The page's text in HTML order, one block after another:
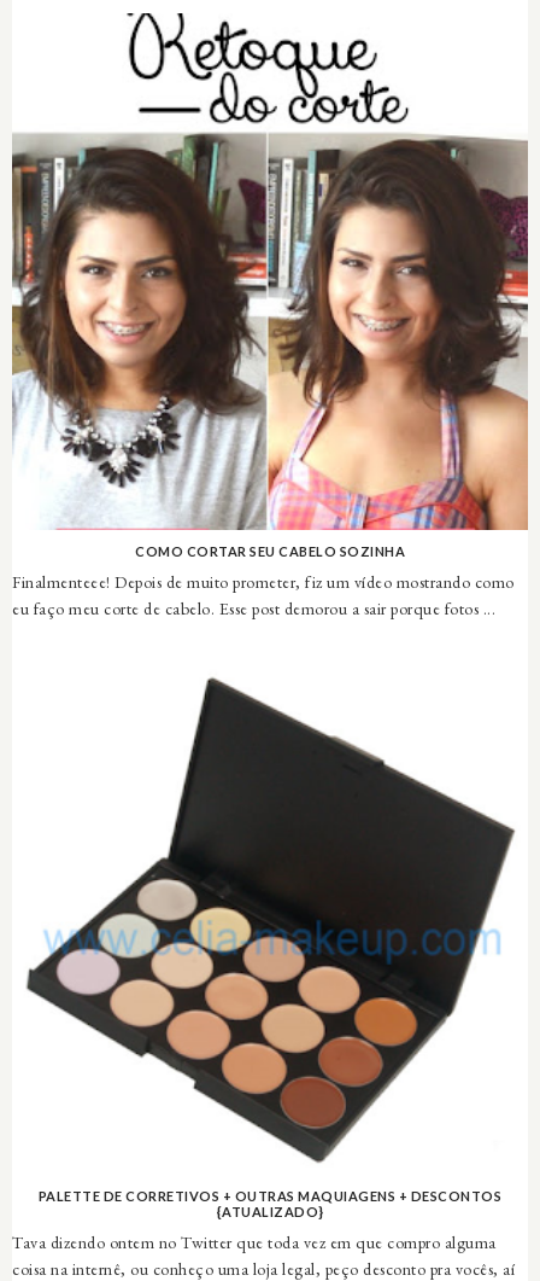
COMO CORTAR SEU CABELO SOZINHA
Finalmenteee! Depois de muito prometer, fiz um vídeo mostrando como
eu faço meu corte de cabelo. Esse post demorou a sair porque fotos ...
PALETTE DE CORRETIVOS + OUTRAS MAQUIAGENS + DESCONTOS
{ATUALIZADO}
Tava dizendo ontem no Twitter que toda vez em que compro alguma
coisa na internê, ou conheço uma loja legal, peço desconto pra vocês, aí